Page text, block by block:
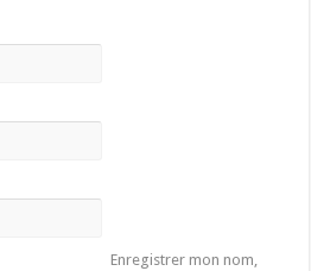
Enregistrer mon nom,